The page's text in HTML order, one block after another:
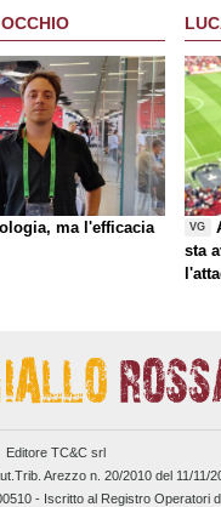
ma l'efficacia VG
sta
Editore TC&C srl
Arezzo n. 20/2010 del 11/11/
- Iscritto al Registro Operatori